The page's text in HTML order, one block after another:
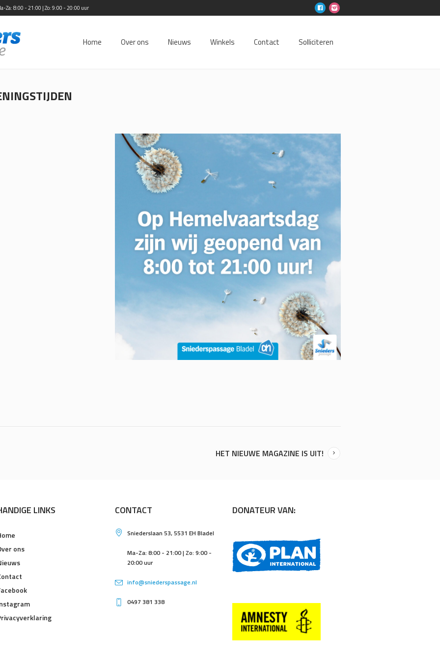
Za: 8:00 - 21:00 | Zo: 9:00 - 20:00 uur
Home Over ons Nieuws Winkels Contact Solliciteren
HET NIEUWE MAGAZINE IS UIT!
LINKS
ons
CONTACT
Sniederslaan 53, 5531 EH Bladel
Ma-Za: 8:00 - 21:00 | Zo: 9:00 -
20:00 uur
info@sniederspassage.nl
0497 381 338
DONATEUR VAN: